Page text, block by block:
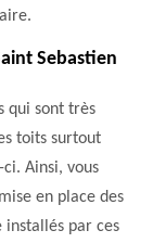
Sebastien
qui sont très
toits surtout
Ainsi, vous
en place des
par ces